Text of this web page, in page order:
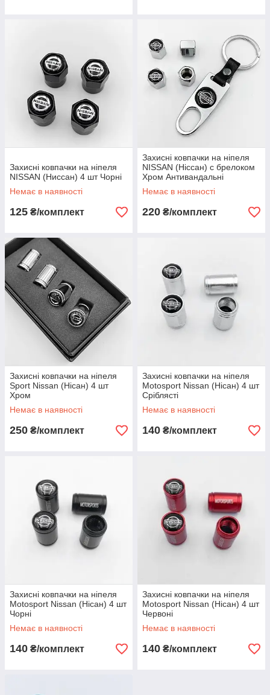
Захисні ковпачки на ніпеля
NISSAN (Ниссан) 4 шт Чорні
Немає в наявності
125 ₴/комплект
Захисні ковпачки на ніпеля
NISSAN (Ніссан) c брелоком
Хром Антивандальні
Немає в наявності
220 ₴/комплект
Захисні ковпачки на ніпеля
Sport Nissan (Нісан) 4 шт
Хром
Немає в наявності
250 ₴/комплект
Захисні ковпачки на ніпеля
Motosport Nissan (Нісан) 4 шт
Сріблясті
Немає в наявності
140 ₴/комплект
Захисні ковпачки на ніпеля
Motosport Nissan (Нісан) 4 шт
Чорні
Немає в наявності
140 ₴/комплект
Захисні ковпачки на ніпеля
Motosport Nissan (Нісан) 4 шт
Червоні
Немає в наявності
140 ₴/комплект